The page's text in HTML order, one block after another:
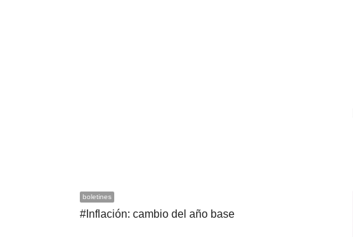
boletines
#Inflación: cambio del año base